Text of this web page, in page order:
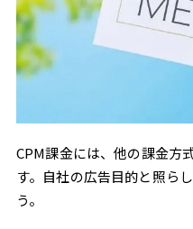
CPM課金には、他の課金方
す。自社の広告目的と照ら
う。